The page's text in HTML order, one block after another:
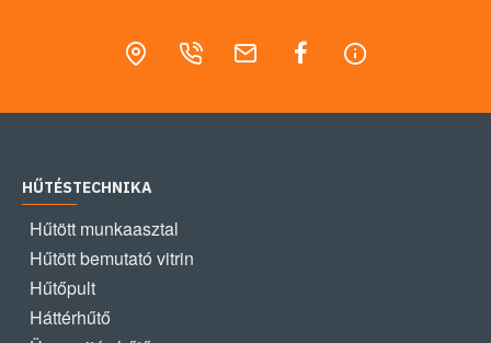
HŰTÉSTECHNIKA
Hűtött munkaasztal
Hűtött bemutató vitrin
Hűtőpult
Háttérhűtő